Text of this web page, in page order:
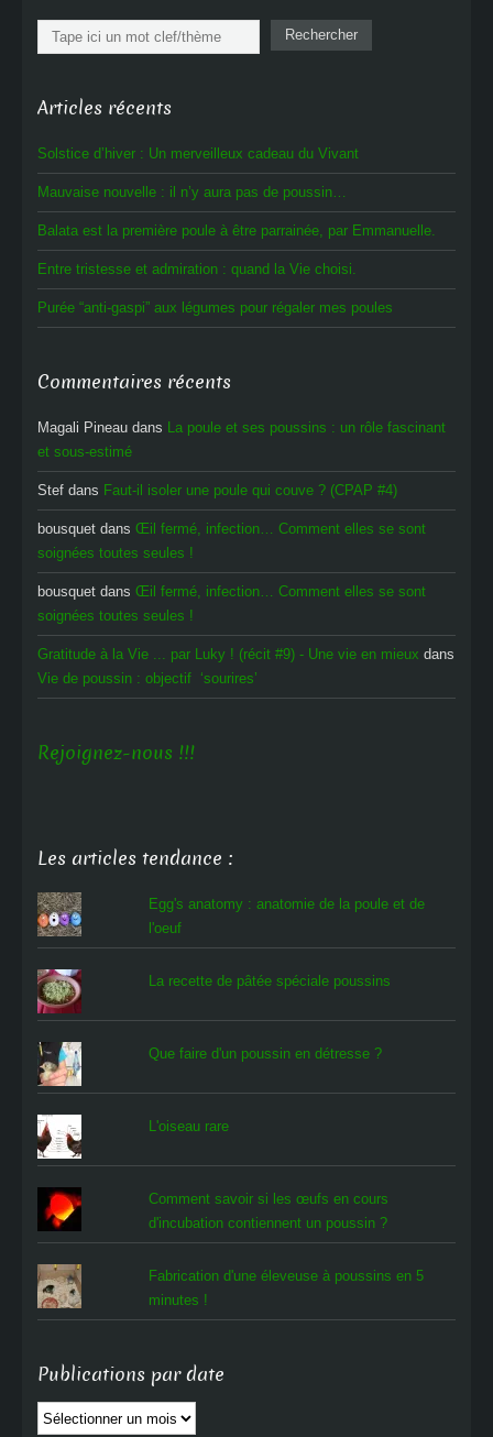
Rechercher Rechercher
Articles récents
Solstice d’hiver : Un merveilleux cadeau du Vivant
Mauvaise nouvelle : il n’y aura pas de poussin…
Balata est la première poule à être parrainée, par Emmanuelle.
Entre tristesse et admiration : quand la Vie choisi.
Purée “anti-gaspi” aux légumes pour régaler mes poules
Commentaires récents
Magali Pineau dans La poule et ses poussins : un rôle fascinant
et sous-estimé
Stef dans Faut-il isoler une poule qui couve ? (CPAP #4)
bousquet dans Œil fermé, infection… Comment elles se sont
soignées toutes seules !
bousquet dans Œil fermé, infection… Comment elles se sont
soignées toutes seules !
Gratitude à la Vie ... par Luky ! (récit #9) - Une vie en mieux dans
Vie de poussin : objectif ‘sourires’
Rejoignez-nous !!!
Les articles tendance :
Egg's anatomy : anatomie de la poule et de
l'oeuf
La recette de pâtée spéciale poussins
Que faire d'un poussin en détresse ?
L'oiseau rare
Comment savoir si les œufs en cours
d'incubation contiennent un poussin ?
Fabrication d'une éleveuse à poussins en 5
minutes !
Publications par date
Publications